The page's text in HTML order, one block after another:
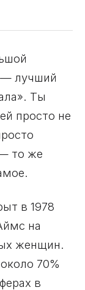
— лучший
Ты
просто не
то же
в 1978
на
женщин.
70%
в